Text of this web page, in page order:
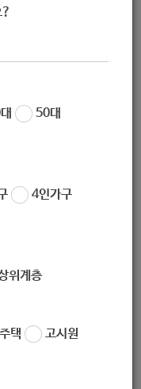
?
50대
4인가구
위계층
택
고시원
"모집공고문"을 확인
인해 주시기 바랍니